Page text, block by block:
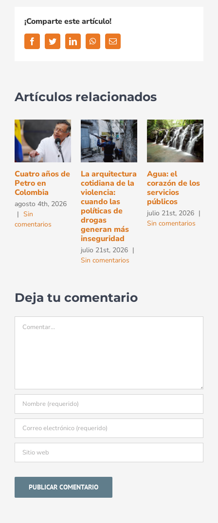
¡Comparte este artículo!
Artículos relacionados
Cuatro años de
Petro en
Colombia
agosto 4th, 2026
| Sin
comentarios
La arquitectura
cotidiana de la
violencia:
cuando las
políticas de
drogas
generan más
inseguridad
julio 21st, 2026 |
Sin comentarios
Agua: el
corazón de los
servicios
públicos
julio 21st, 2026 |
Sin comentarios
Deja tu comentario